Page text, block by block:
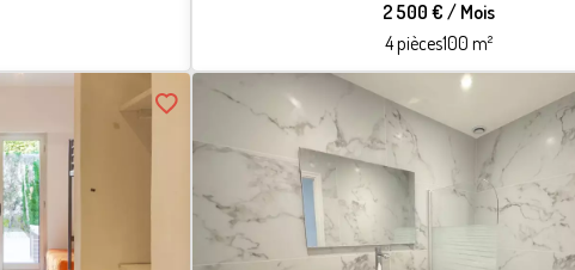
2 500 € / Mois
4 pièces100 m²